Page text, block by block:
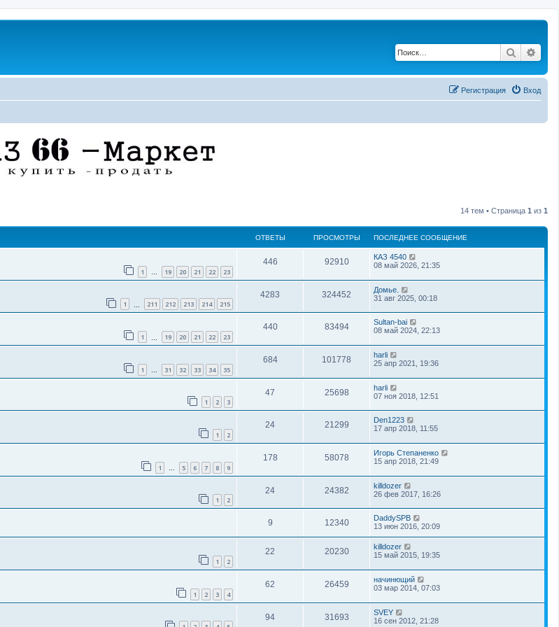
Поиск
Вход
Регистрация
14 тем • Страница 1 из 1
ОТВЕТЫ ПРОСМОТРЫ ПОСЛЕДНЕЕ СООБЩЕНИЕ
1 … 19 20 21 22 23
446 92910
КАЗ 4540
08 май 2026, 21:35
1 211 212 213 214 215
4283 324452
Домье.
31 авг 2025, 00:18
1 19 20 21 22 23
440 83494
Sultan-bai
08 май 2024, 22:13
1 … 31 32 33 34 35
684 101778
harli
25 апр 2021, 19:36
1 2 3
47 25698
harli
07 ноя 2018, 12:51
1 2
24 21299
Den1223
17 апр 2018, 11:55
1 … 5 6 7 8 9
178 58078
Игорь Степаненко
15 апр 2018, 21:49
1 2
24 24382
killdozer
26 фев 2017, 16:26
9 12340
DaddySPB
13 июн 2016, 20:09
1 2
22 20230
killdozer
15 май 2015, 19:35
1 2 3 4
62 26459
начинющий
03 мар 2014, 07:03
94 31693
SVEY
16 сен 2012, 21:28